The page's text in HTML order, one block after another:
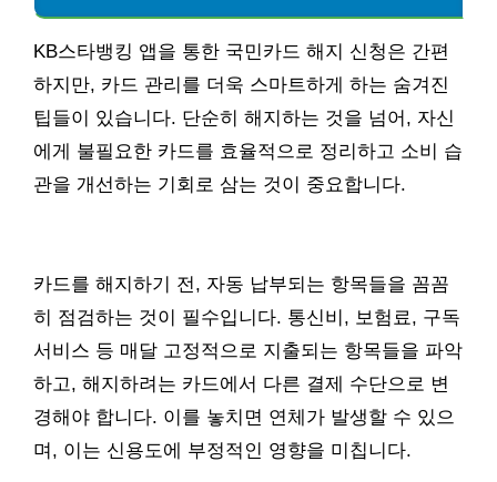
KB스타뱅킹 앱을 통한 국민카드 해지 신청은 간편
하지만, 카드 관리를 더욱 스마트하게 하는 숨겨진
팁들이 있습니다. 단순히 해지하는 것을 넘어, 자신
에게 불필요한 카드를 효율적으로 정리하고 소비 습
관을 개선하는 기회로 삼는 것이 중요합니다.
카드를 해지하기 전, 자동 납부되는 항목들을 꼼꼼
히 점검하는 것이 필수입니다. 통신비, 보험료, 구독
서비스 등 매달 고정적으로 지출되는 항목들을 파악
하고, 해지하려는 카드에서 다른 결제 수단으로 변
경해야 합니다. 이를 놓치면 연체가 발생할 수 있으
며, 이는 신용도에 부정적인 영향을 미칩니다.